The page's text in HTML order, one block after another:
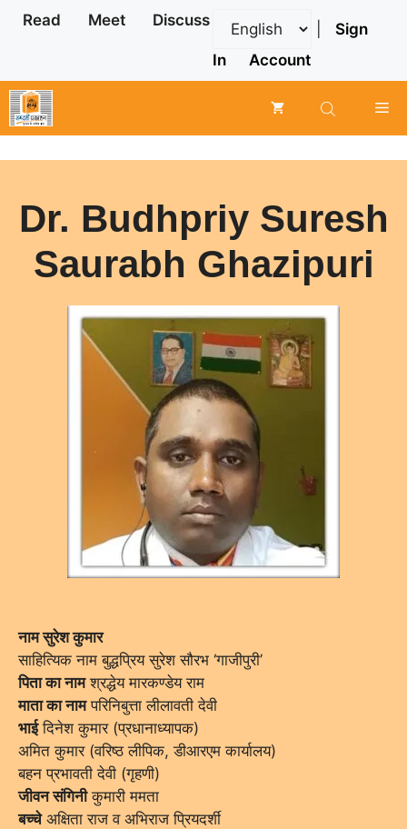
Skip
Read Meet Discuss
Sign
In
Account
Dr. Budhpriy Suresh
Saurabh Ghazipuri
नाम सुरेश कुमार
साहित्यिक नाम बुद्धप्रिय सुरेश सौरभ ‘गाजीपुरी’
पिता का नामश्रद्धेय मारकण्डेय राम
माता का नामपरिनिबुत्ता लीलावती देवी
भाईदिनेश कुमार (प्रधानाध्यापक)
अमित कुमार (वरिष्ठ लीपिक, डीआरएम कार्यालय)
बहन प्रभावती देवी (गृहणी)
जीवन संगिनीकुमारी ममता
बच्चेअक्षिता राज व अभिराज प्रियदर्शी